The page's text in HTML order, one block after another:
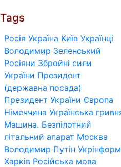
Tags
Росія Україна Київ Українці
Володимир Зеленський
Росіяни Збройні сили
України Президент
(державна посада)
Президент України Європа
Німеччина Українська
Машина. Безпілотний
літальний апарат Москва
Володимир Путін Укрінформ
Харків Російська мова